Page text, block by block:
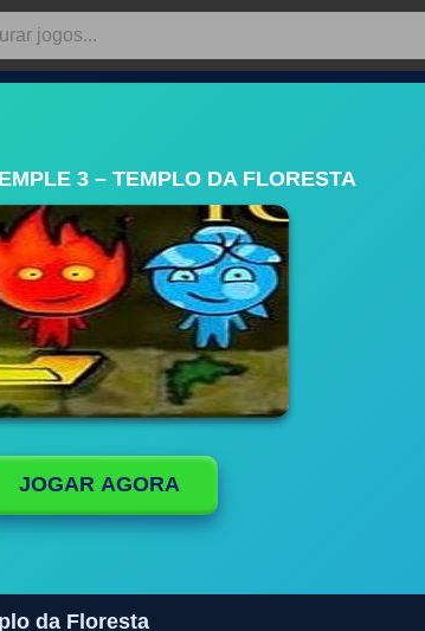
3 – TEMPLO DA FLORESTA
JOGAR AGORA
da Floresta